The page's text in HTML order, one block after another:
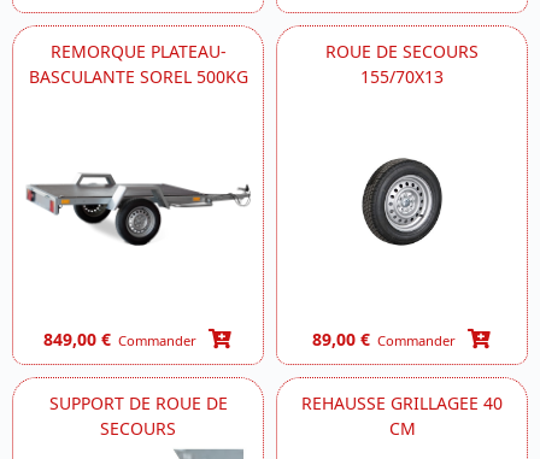
REMORQUE PLATEAU-
BASCULANTE SOREL 500KG
849,00 € Commander
ROUE DE SECOURS
155/70X13
89,00 € Commander
SUPPORT DE ROUE DE
SECOURS
REHAUSSE GRILLAGEE 40
CM